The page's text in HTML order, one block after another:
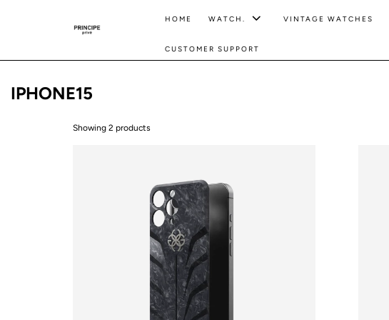
HOME WATCH. VINTAGE WATCHES
CUSTOMER SUPPORT
IPHONE15
Showing 2 products